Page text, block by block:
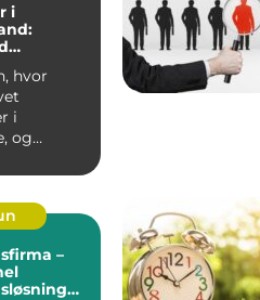
i
hvor
i
og
–